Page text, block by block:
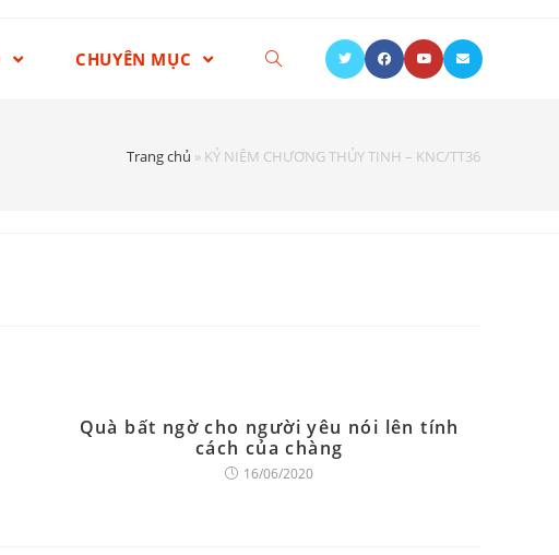
CHUYÊN MỤC
Trang chủ » KỶ NIỆM CHƯƠNG THỦY TINH – KNC/TT36
Quà bất ngờ cho người yêu nói lên tính
cách của chàng
16/06/2020